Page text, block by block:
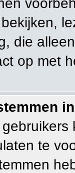
die
op met
te